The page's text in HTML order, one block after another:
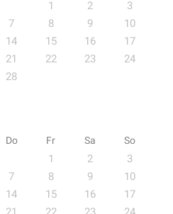
1 2
3
7 8 9
10
14 15 16
17
21 22 23
24
28
Do Fr Sa So
1 2
3
7 8 9
10
14 15 16
17